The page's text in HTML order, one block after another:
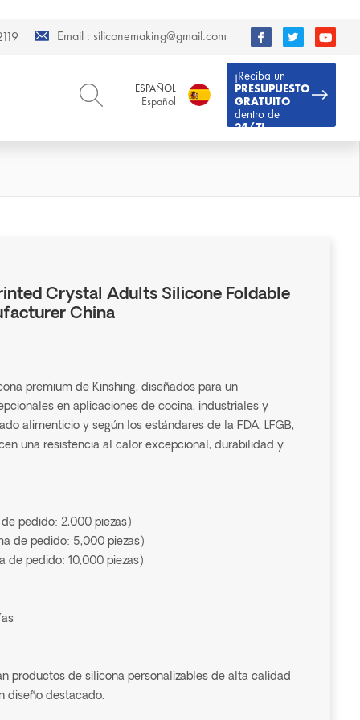
Email : siliconemaking@gmail.com
¡Reciba un
PRESUPUESTO
GRATUITO
dentro de
24/7!
ESPAÑOL
Español
日本語
日本語
Crystal Adults Silicone Foldable
China
premium de Kinshing, diseñados para un
en aplicaciones de cocina, industriales y
alimenticio y según los estándares de la FDA, LFGB,
una resistencia al calor excepcional, durabilidad y
pedido: 2,000 piezas)
de pedido: 5,000 piezas)
de pedido: 10,000 piezas)
productos de silicona personalizables de alta calidad
diseño destacado.